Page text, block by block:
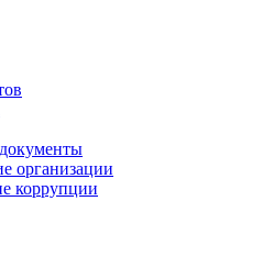
организации
коррупции